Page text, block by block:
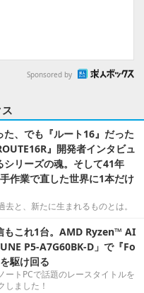
Sponsored by
、でも『ルート16』だった
』開発者インタビュ
シリーズの魂。そして41年
作業で直した世界に1本だけ
と、新たに生まれるものとは。
もこれ1台。AMD Ryzen™ AI
P5-A7G60BK-D」で『Fo
駆け回る
ートPCで話題のレースタイトルを
しました！